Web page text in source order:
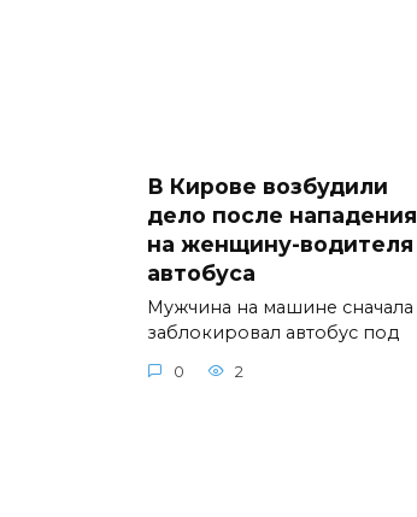
В Кирове возбудили
дело после нападения
на женщину-водителя
автобуса
Мужчина на машине сначала
заблокировал автобус под
0 2